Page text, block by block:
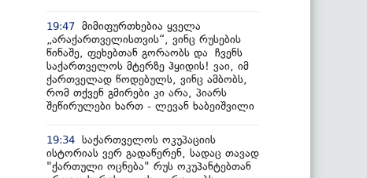
19:47 მიმიფურთხებია ყველა
„არაქართველისთვის“, ვინც რუსების
წინაშე, ფეხებთან გორაობს და ჩვენს
საქართველოს მტერზე ჰყიდის! ვაი, იმ
ქართველად წოდებულს, ვინც ამბობს,
რომ თქვენ გმირები კი არა, პიარს
შეწირულები ხართ - ლევან ხაბეიშვილი
19:34 საქართველოს ოკუპაციის
ისტორიას ვერ გადაწერენ, სადაც თავად
"ქართული ოცნება" რუს ოკუპანტებთან